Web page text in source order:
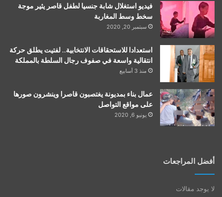
فيديو استغلال شابة جنسيا لطفل قاصر يثير موجة
سخط وسط المغاربة
سبتمبر 20, 2020
استعدادا للاستحقاقات الانتخابية.. لفتيت يطلق حركة
انتقالية واسعة في صفوف رجال السلطة بالمملكة
منذ 3 أسابيع
عمال بناء بمديونة يغتصبون قاصرا وينشرون صورها
على مواقع التواصل
يونيو 6, 2020
أفضل المراجعات
لا يوجد مقالات